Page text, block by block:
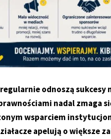
odnoszą
nadal zmaga
wsparciem
apelują o większe